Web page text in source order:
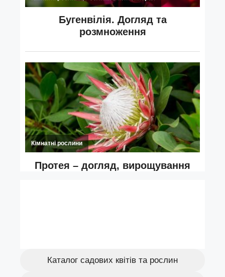
Каталог садових квітів та рослин